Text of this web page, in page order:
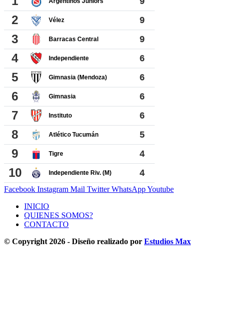
Facebook Instagram Mail Twitter WhatsAppYoutube
INICIO
QUIENES SOMOS?
CONTACTO
© Copyright 2026 - Diseño realizado por Estudios Max